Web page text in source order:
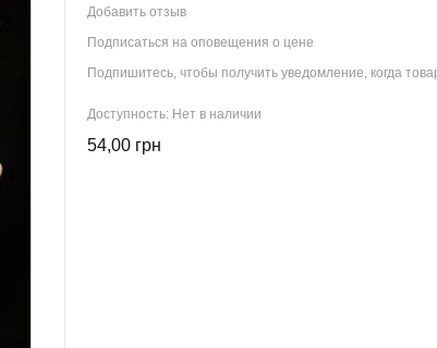
Добавить отзыв
Подписаться на оповещения о цене
Подпишитесь, чтобы получить уведомление, когда
Доступность: Нет в наличии
54,00 грн